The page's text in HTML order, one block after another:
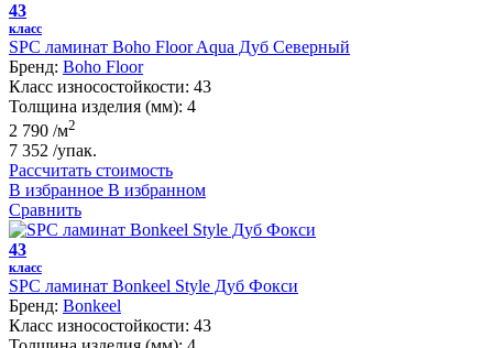
43
класс
SPC ламинат Boho Floor Aqua Дуб Северный
Бренд: Boho Floor
Класс износостойкости: 43
Толщина изделия (мм): 4
2 790 /м2
7 352 /упак.
Рассчитать стоимость
В избранное В избранном
Сравнить
43
класс
SPC ламинат Bonkeel Style Дуб Фокси
Бренд: Bonkeel
Класс износостойкости: 43